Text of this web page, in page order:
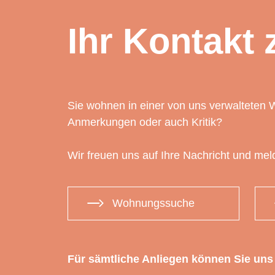
Ihr Kontakt
Sie wohnen in einer von uns verwalteten
Anmerkungen oder auch Kritik?
Wir freuen uns auf Ihre Nachricht und
Wohnungssuche
Für sämtliche Anliegen können Sie